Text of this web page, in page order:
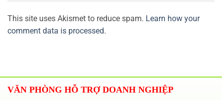
This site uses Akismet to reduce spam. Learn how your
comment data is processed.
VĂN PHÒNG HỖ TRỢ DOANH NGHIỆP